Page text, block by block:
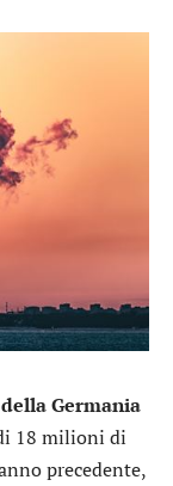
Germania
18 milioni di
precedente,